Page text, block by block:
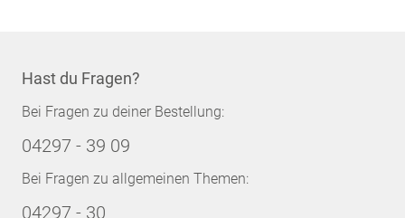
Hast du Fragen?
Bei Fragen zu deiner Bestellung:
04297 - 39 09
Bei Fragen zu allgemeinen Themen:
04297 - 30